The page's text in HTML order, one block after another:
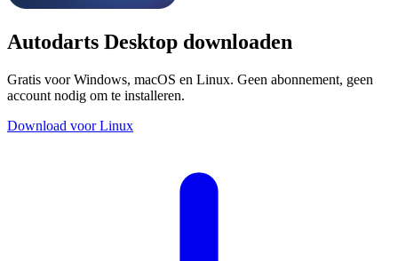
Autodarts Desktop downloaden
Gratis voor Windows, macOS en Linux. Geen abonnement, geen
account nodig om te installeren.
Download voor Linux